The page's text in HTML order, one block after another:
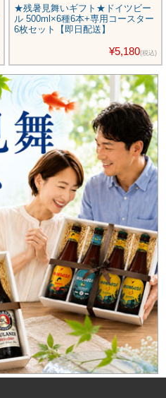
★残暑見舞いギフト★ドイツビー
ル 500ml×6種6本+専用コースター
6枚セット【即日配送】
¥5,180(税込)